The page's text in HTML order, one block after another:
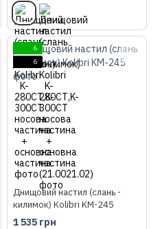
6
6
Днищовий настил (слань -
килимок) Kolibri KM-245
1 535 грн